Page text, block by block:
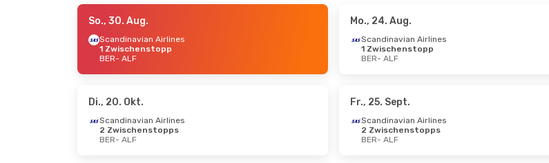
- Sa., 5. Sept.
Scandinavian Airlines
Scandinavian Airlines
2 Zwischenstopps
- Mi., 16. Sept. - Mo., 24. Aug.
So., 30. Aug.
Scandinavian Airlines
1 Zwischenstopp
BER- ALF
Mo., 24. Aug.
Scandinavian Airlines
1 Zwischenstopp
BER- ALF
Di., 20. Okt.
Scandinavian Airlines
2 Zwischenstopps
BER- ALF
Fr., 25. Sept.
Scandinavian Airlines
2 Zwischenstopps
BER- ALF